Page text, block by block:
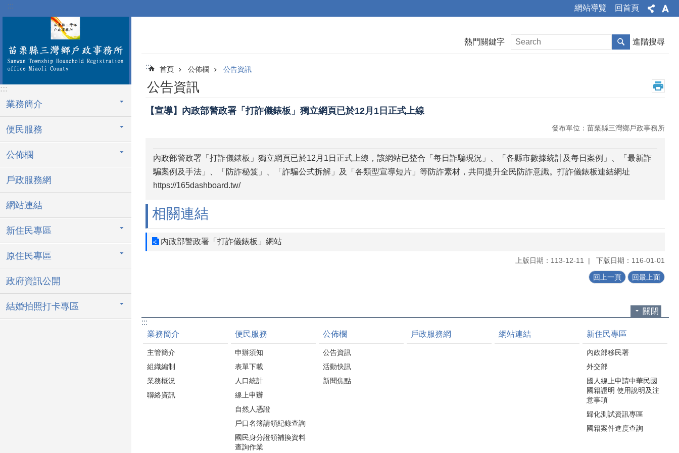
跳到主要內容區塊
::: 網站導覽 回首頁
:::
業務簡介
便民服務
公佈欄
戶政服務網
網站連結
新住民專區
原住民專區
政府資訊公開
結婚拍照打卡專區
熱門關鍵字 進階搜尋
::: 首頁 公佈欄 公告資訊
公告資訊
【宣導】內政部警政署「打詐儀錶板」獨立網頁已於12月1日正式上線
發布單位：苗栗縣三灣鄉戶政事務所
內政部警政署「打詐儀錶板」獨立網頁已於12月1日正式上線，該網站已整合「每日詐騙現況」、「各縣市數據統計及每日案例」、「最新詐
騙案例及手法」、「防詐秘笈」、「詐騙公式拆解」及「各類型宣導短片」等防詐素材，共同提升全民防詐意識。打詐儀錶板連結網址
https://165dashboard.tw/
相關連結
內政部警政署「打詐儀錶板」網站
上版日期：113-12-11 下版日期：116-01-01
回上一頁 回最上面
關閉
:::
業務簡介
主管簡介
組織編制
業務概況
聯絡資訊
便民服務
申辦須知
表單下載
人口統計
線上申辦
自然人憑證
戶口名簿請領紀錄查詢
國民身分證領補換資料
查詢作業
公佈欄
公告資訊
活動快訊
新聞焦點
戶政服務網 網站連結 新住民專區
內政部移民署
外交部
國人線上申請中華民國
國籍證明 使用說明及注
意事項
歸化測試資訊專區
國籍案件進度查詢